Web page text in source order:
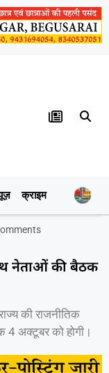
क्राइम
नेताओं की बैठक
की राजनीतिक
4 अक्टूबर को होगी।